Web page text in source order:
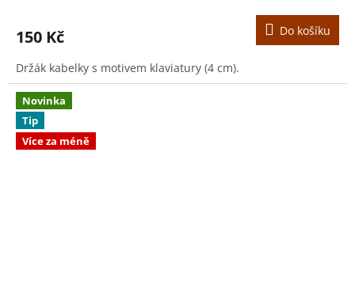
150 Kč Do košíku
Držák kabelky s motivem klaviatury (4 cm).
Novinka
Tip
Více za méně